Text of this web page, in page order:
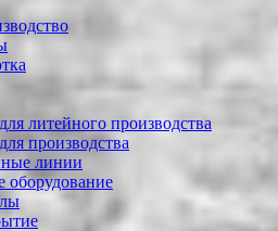
литейного производства
производства
линии